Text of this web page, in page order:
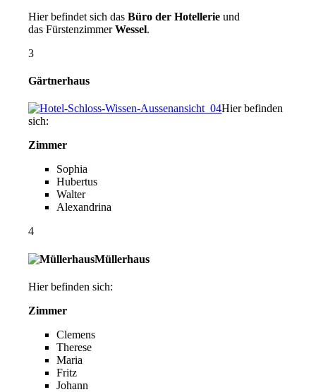
Hier befindet sich dasBüro der Hotellerie und
das FürstenzimmerWessel.
3
Gärtnerhaus
Hier befinden
sich:
Zimmer
Sophia
Hubertus
Walter
Alexandrina
4
Müllerhaus
Hier befinden sich:
Zimmer
Clemens
Therese
Maria
Fritz
Johann